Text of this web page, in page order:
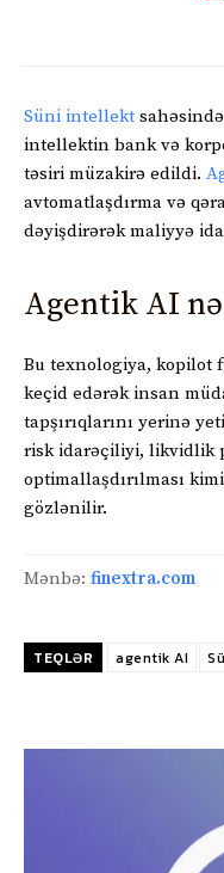
Süni intellekt
intellektin bank və
təsiri müzakirə edildi.
avtomatlaşdırma və
dəyişdirərək maliyyə
Agentik AI
Bu texnologiya, kopilot
keçid edərək insan
tapşırıqlarını yerinə
risk idarəçiliyi, likvidlik
optimallaşdırılması
gözlənilir.
Mənbə: finextra.com
TEQLƏR agentik AI